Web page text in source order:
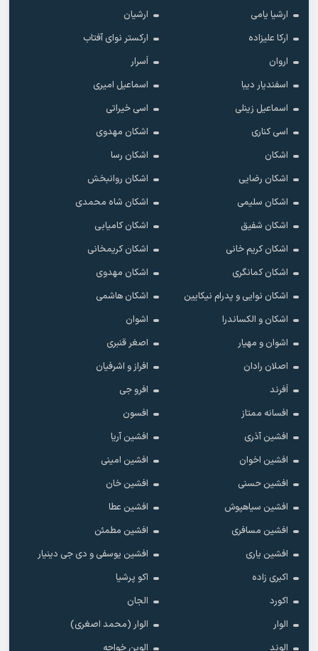
ارشیا یامی
ارشیان
ارکا علیزاده
ارکستر نوای آفتاب
اروان
اَسرار
اسفندیار دیبا
اسماعیل امیری
اسماعیل زینلی
اسی خیراتی
اسی کناری
اشکان مهدوى
اشکان
اشکان رسا
اشکان رضایی
اشکان روانبخش
اشکان سلیمی
اشکان شاه محمدی
اشکان شفیق
اشکان کامیابی
اشکان کریم خانی
اشکان کریمخانی
اشکان کمانگری
اشکان مهدوی
اشکان نوایی و پدرام نیکایین
اشکان هاشمی
اشکان و الکساندرا
اشوان
اشوان و مهیار
اصغر قنبری
اصلان رادان
افراز و اشرفیان
اَفرند
افرو جی
افسانه ممتاز
افسون
افشین آذری
افشین آریا
افشین اخوان
افشین امینی
افشین حسنی
افشین خان
افشین سیاهپوش
افشین عطا
افشین مسافری
افشین مطمئن
افشین یاری
افشین یوسفی و دی جی دینیار
اکبری زاده
اکو پرشیا
اکورد
الجان
الوار
الوار (محمد اصغری)